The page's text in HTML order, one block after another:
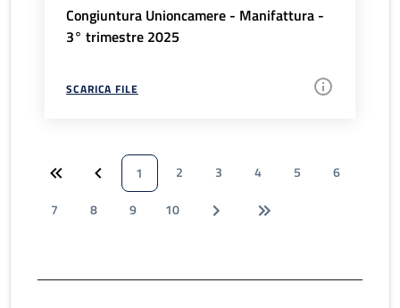
Congiuntura Unioncamere - Manifattura -
3° trimestre 2025
SCARICA FILE
1 2 3 4 5
6
7
8 9 10